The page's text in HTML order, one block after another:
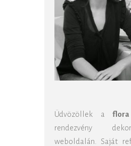
Üdvözöllek a
rendezvény
weboldalán. Saját